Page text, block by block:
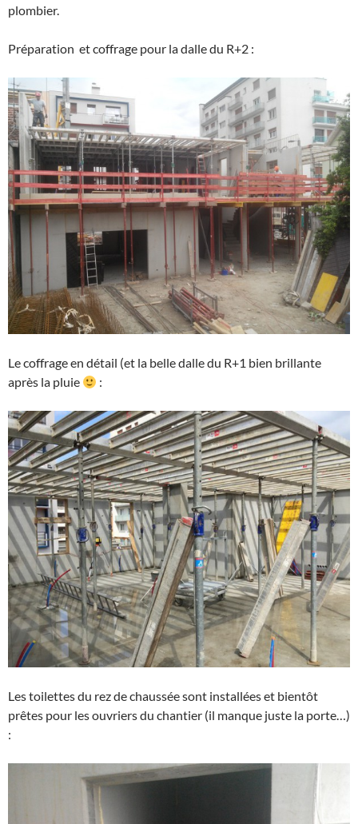
plombier.
Préparation et coffrage pour la dalle du R+2 :
Le coffrage en détail (et la belle dalle du R+1 bien brillante
après la pluie
:
Les toilettes du rez de chaussée sont installées et bientôt
prêtes pour les ouvriers du chantier (il manque juste la porte…)
: